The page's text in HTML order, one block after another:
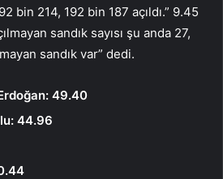
bin 214, 192 bin 187 açıldı.” 9.45
sandık sayısı şu anda 27,
sandık var” dedi.
49.40
44.96